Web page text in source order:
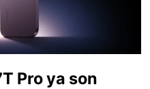
Pro ya son